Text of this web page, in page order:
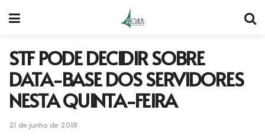
STF PODE DECIDIR SOBRE
DATA-BASE DOS SERVIDORES
NESTA QUINTA-FEIRA
21 de junho de 2018